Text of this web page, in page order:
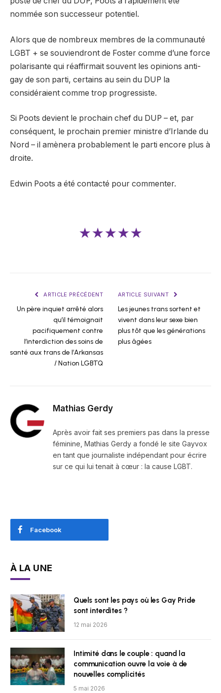
nommée son successeur potentiel.
Alors que de nombreux membres de la communauté
LGBT + se souviendront de Foster comme d’une force
polarisante qui réaffirmait souvent les opinions anti-
gay de son parti, certains au sein du DUP la
considéraient comme trop progressiste.
Si Poots devient le prochain chef du DUP – et, par
conséquent, le prochain premier ministre d’Irlande du
Nord – il amènera probablement le parti encore plus à
droite.
Edwin Poots a été contacté pour commenter.
★★★★★
ARTICLE PRÉCÉDENT
Un père inquiet arrêté alors
qu’il témoignait
pacifiquement contre
l’interdiction des soins de
santé aux trans de l’Arkansas
/ Nation LGBTQ
ARTICLE SUIVANT
Les jeunes trans sortent et
vivent dans leur sexe bien
plus tôt que les générations
plus âgées
Mathias Gerdy
Après avoir fait ses premiers pas dans la presse
féminine, Mathias Gerdy a fondé le site Gayvox
en tant que journaliste indépendant pour écrire
sur ce qui lui tenait à cœur : la cause LGBT.
Facebook
À LA UNE
Quels sont les pays où les Gay Pride
sont interdites ?
12 mai 2026
Intimité dans le couple : quand la
communication ouvre la voie à de
nouvelles complicités
5 mai 2026